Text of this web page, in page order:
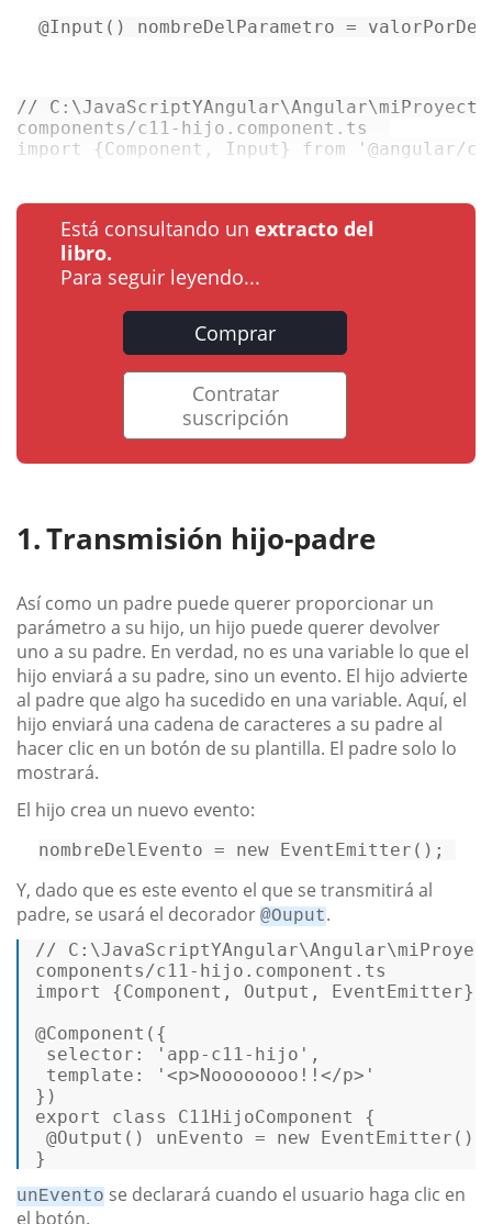
@Input() nombreDelParametro =
//
components/c11-hijo. component . ts
import
{Component , Input } from '@angular/
Está consultando un extracto del
libro.
Para seguir leyendo...
Comprar
Contratar
suscripción
Transmisión hijo-padre
Así como un padre puede querer proporcionar un
parámetro a su hijo, un hijo puede querer devolver
uno a su padre. En verdad, no es una variable lo que el
hijo enviará a su padre, sino un evento. El hijo advierte
al padre que algo ha sucedido en una variable. Aquí, el
hijo enviará una cadena de caracteres a su padre al
hacer clic en un botón de su plantilla. El padre solo lo
mostrará.
El hijo crea un nuevo evento:
nombreDelEvento = new EventEmitter() ;
Y, dado que es este evento el que se transmitirá al
padre, se usará el decorador @Ouput.
//
import
{Component, Output, EventEmitter}
@Component({
selector:
'app-c11-hijo' ,
template:
'<p>Noooooooo!!</p>'
})
export class C11HijoComponent
{
@Output()
unEvento = new
}
unEvento se declarará cuando el usuario haga clic en
el botón.